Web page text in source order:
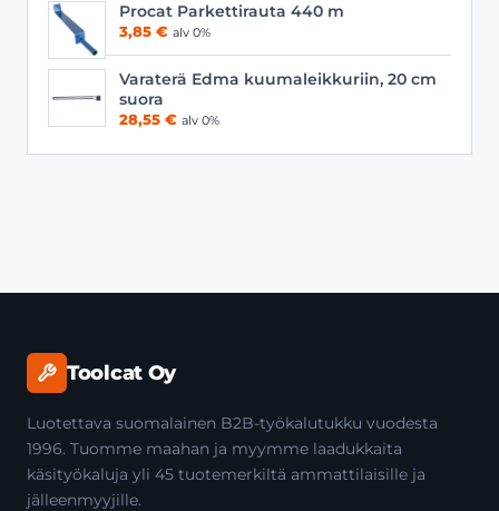
Procat Parkettirauta 440 m
3,85 € alv 0%
Varaterä Edma kuumaleikkuriin, 20 cm
suora
28,55 € alv 0%
Toolcat Oy
Luotettava suomalainen B2B-työkalutukku vuodesta
1996. Tuomme maahan ja myymme laadukkaita
käsityökaluja yli 45 tuotemerkiltä ammattilaisille ja
jälleenmyyjille.